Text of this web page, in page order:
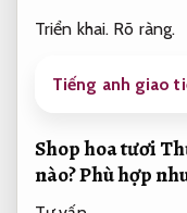
Triển khai. Rõ ràng.
Tiếng anh giao
Shop hoa tươi
nào?Phù hợp